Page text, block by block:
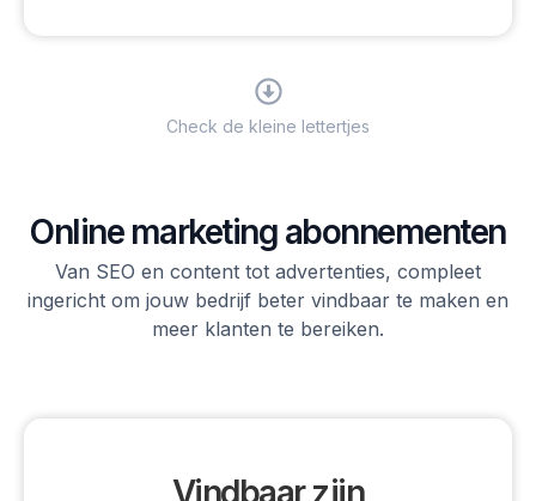
Check de kleine lettertjes
Online marketing abonnementen
Van SEO en content tot advertenties, compleet
ingericht om jouw bedrijf beter vindbaar te maken en
meer klanten te bereiken.
Vindbaar zijn